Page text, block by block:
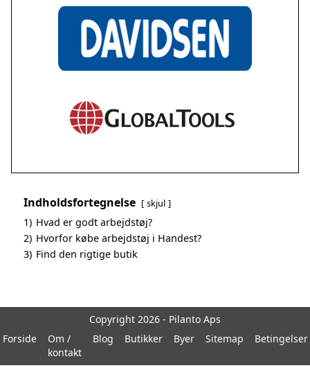
Indholdsfortegnelse skjul
1) Hvad er godt arbejdstøj?
2) Hvorfor købe arbejdstøj i Handest?
3) Find den rigtige butik
Copyright 2026 - Pilanto Aps
Forside
Om /
kontakt
Blog Butikker Byer Sitemap Betingelser